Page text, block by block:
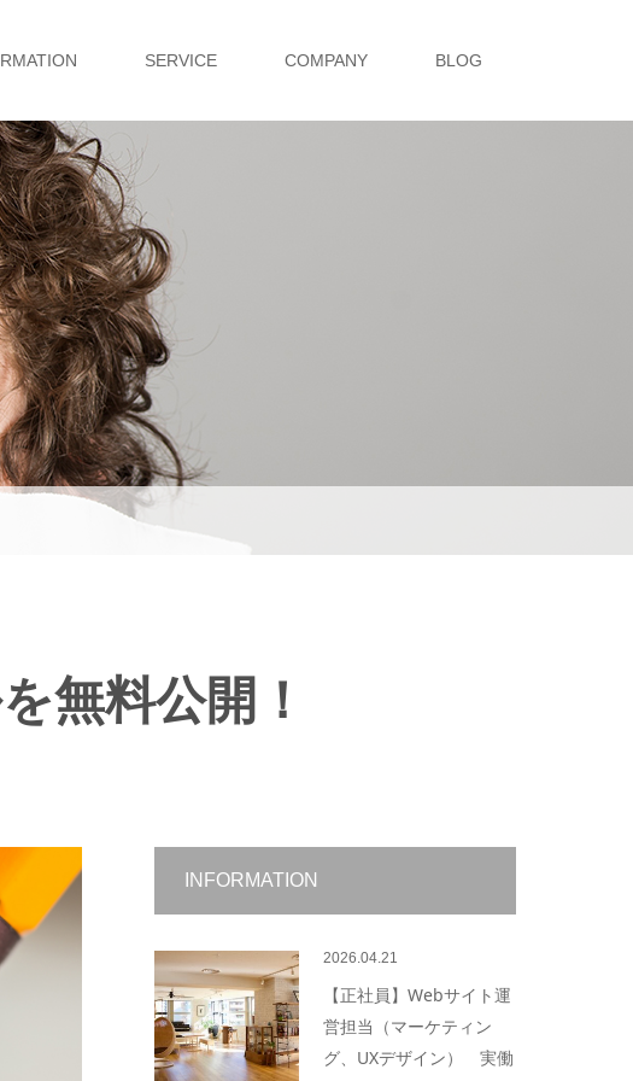
SERVICE COMPANY BLOG
無料公開！
INFORMATION
2026.04.21
【正社員】Webサイト運
営担当（マーケティン
グ、UXデザイン） 実働